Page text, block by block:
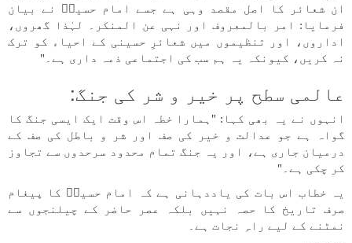
ان شعائر کا اصل مقصد وہی ہے جسے امام حسینؑ نے بیان
فرمایا: امر بالمعروف اور نہی عن المنکر۔ لہٰذا گھروں،
اداروں، اور تنظیموں میں شعائرِ حسینی کے احیاء کو ترک
نہ کریں، کیونکہ یہ ہم سب کی اجتماعی ذمہ داری ہے۔"
عالمی سطح پر خیر و شر کی جنگ:
انہوں نے یہ بھی کہا: "ہمارا خطہ اس وقت ایک ایسی جنگ کا
گواہ ہے جو عدالت و خیر کی صف اور شر و باطل کی صف کے
درمیان جاری ہے، اور یہ جنگ تمام محدود سرحدوں سے تجاوز
کر چکی ہے۔"
یہ خطاب اس بات کی یاددہانی ہے کہ امام حسینؑ کا پیغام
صرف تاریخ کا حصہ نہیں بلکہ عصر حاضر کے چیلنجوں سے
نمٹنے کے لیے راہِ نجات ہے۔